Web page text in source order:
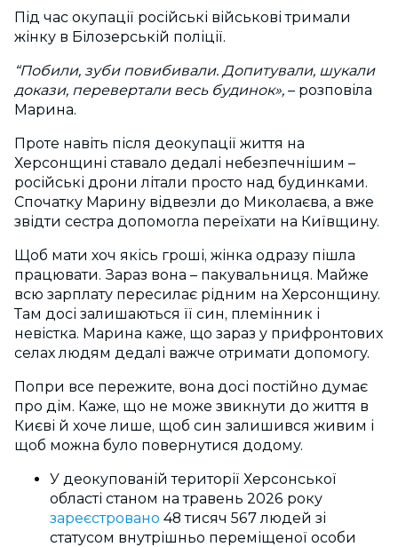
Під час окупації російські військові тримали
жінку в Білозерській поліції.
“Побили, зуби повибивали. Допитували, шукали
докази, перевертали весь будинок», – розповіла
Марина.
Проте навіть після деокупації життя на
Херсонщині ставало дедалі небезпечнішим –
російські дрони літали просто над будинками.
Спочатку Марину відвезли до Миколаєва, а вже
звідти сестра допомогла переїхати на Київщину.
Щоб мати хоч якісь гроші, жінка одразу пішла
працювати. Зараз вона – пакувальниця. Майже
всю зарплату пересилає рідним на Херсонщину.
Там досі залишаються її син, племінник і
невістка. Марина каже, що зараз у прифронтових
селах людям дедалі важче отримати допомогу.
Попри все пережите, вона досі постійно думає
про дім. Каже, що не може звикнути до життя в
Києві й хоче лише, щоб син залишився живим і
щоб можна було повернутися додому.
У деокупованій території Херсонської
області станом на травень 2026 року
зареєстровано 48 тисяч 567 людей зі
статусом внутрішньо переміщеної особи